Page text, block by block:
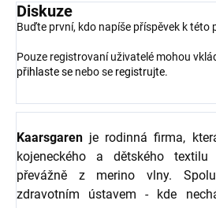
Diskuze
Buďte první, kdo napíše příspěvek k této
Pouze registrovaní uživatelé mohou
přihlaste se nebo se registrujte.
Kaarsgaren je rodinná firma,
kojeneckého a dětského
převážně z merino vlny.
zdravotním ústavem - kde